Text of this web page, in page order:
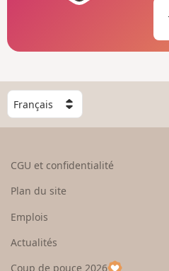
C
h
o
e
u
CGU et confidentialité
Plan du site
Emplois
Actualités
Coup de pouce 2026